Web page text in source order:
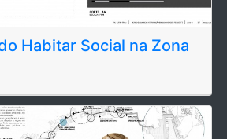
Habitar Social na Zona